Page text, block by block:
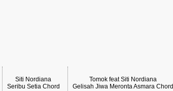
Siti Nordiana
Seribu Setia Chord
Tomok feat Siti Nordiana
Gelisah Jiwa Meronta Asmara Chord